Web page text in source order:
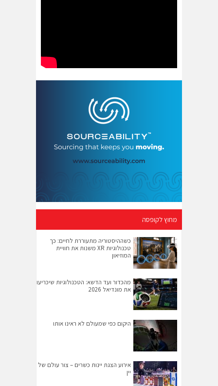
מחוץ לקופסה
כשההיסטוריה מתעוררת לחיים: כך
טכנולוגיות XR משנות את חוויית
המוזיאון
מהכדור ועד הדשא: הטכנולוגיות שיכריעו
את מונדיאל 2026
היקום כפי שמעולם לא ראינו אותו
אירוע הצגת יינות כשרים – צור עולם של
יין